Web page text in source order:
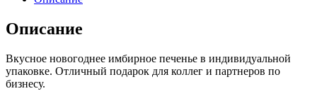
Описание
Вкусное новогоднее имбирное печенье в индивидуальной
упаковке. Отличный подарок для коллег и партнеров по
бизнесу.